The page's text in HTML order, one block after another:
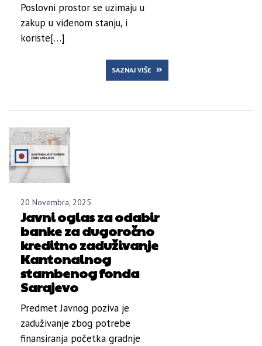
Poslovni prostor se uzimaju u
zakup u viđenom stanju, i
koriste[…]
SAZNAJ VIŠE
20 Novembra, 2025
Javni oglas za odabir
banke za dugoročno
kreditno zaduživanje
Kantonalnog
stambenog fonda
Sarajevo
Predmet Javnog poziva je
zaduživanje zbog potrebe
finansiranja početka gradnje